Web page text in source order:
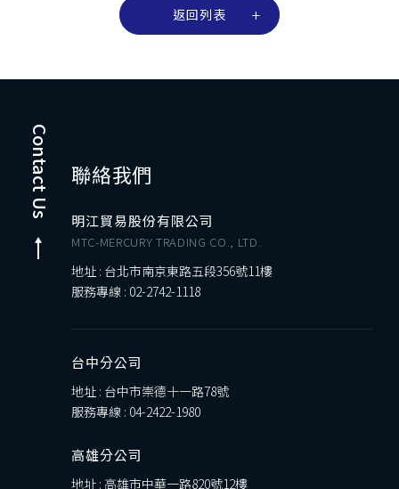
返回列表
Contact Us 聯絡我們
明江貿易股份有限公司
MTC-MERCURY TRADING CO., LTD.
地址 : 台北市南京東路五段356號11樓
服務專線 : 02-2742-1118
台中分公司
地址 : 台中市崇德十一路78號
服務專線 : 04-2422-1980
高雄分公司
地址 : 高雄市中華一路820號12樓